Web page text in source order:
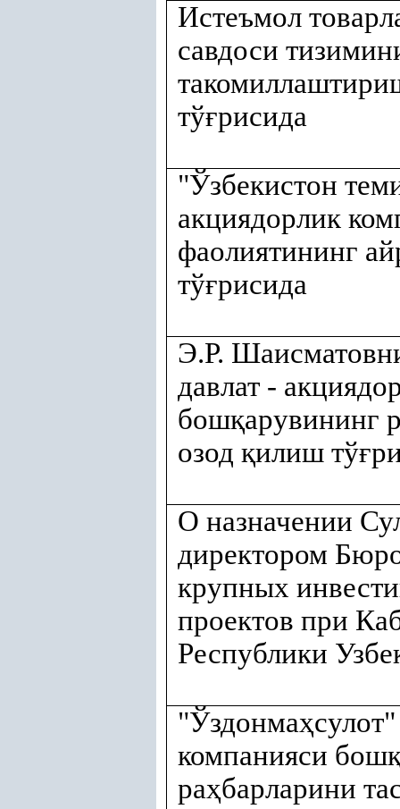
Истеъмол
савдоси
тўғрисида
"Ўзбекистон
акциядорлик
фаолиятининг
тўғрисида
Э.Р.
давлат -
бошқарувининг
озод қилиш тўғ
О назначении
директором
крупных
проектов при
Республики
"Ўздонмаҳ
компанияси бош
раҳбарларини